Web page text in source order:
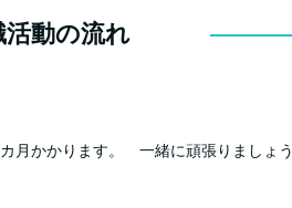
動の流れ
月かかります。 一緒に頑張りましょ